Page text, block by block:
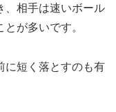
、相手は速いボール
が多いです。
に短く落とすのも有